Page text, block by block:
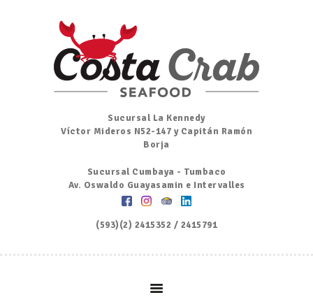
Sucursal La Kennedy
Víctor Mideros N52-147 y Capitán Ramón
Borja
Sucursal Cumbaya - Tumbaco
Av. Oswaldo Guayasamin e Intervalles
(593)(2) 2415352 / 2415791
Inicio
Nosotros
Menú
Ordena por Whatsapp
Promociones